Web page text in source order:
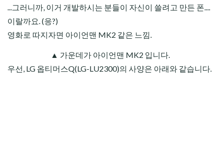
...그러니까, 이거 개발하시는 분들이 자신이 쓸려고 만든 폰....
이랄까요. (응?)
영화로 따지자면 아이언맨 MK2 같은 느낌.
▲ 가운데가 아이언맨 MK2 입니다.
우선, LG 옵티머스Q(LG-LU2300)의 사양은 아래와 같습니다.